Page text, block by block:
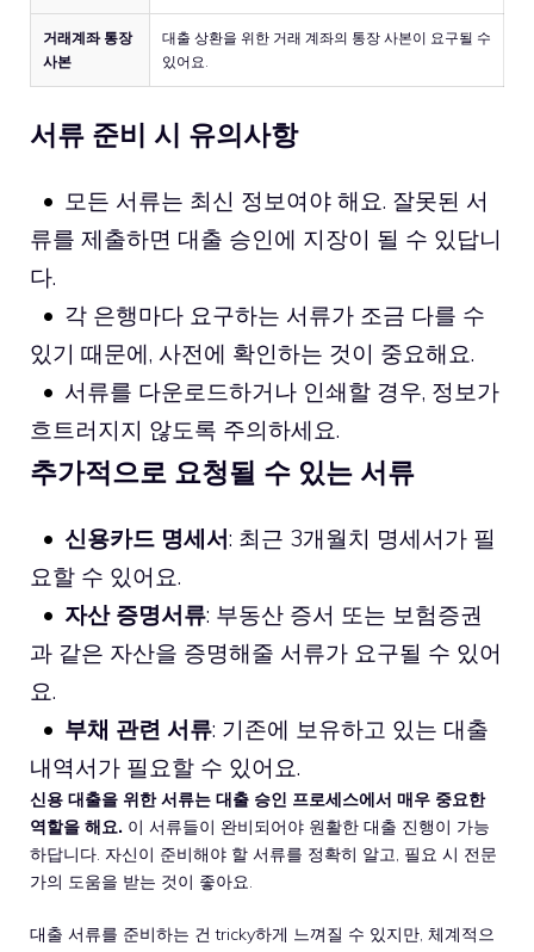
거래계좌 통장
사본
대출 상환을 위한 거래 계좌의 통장 사본이 요구될 수
있어요.
서류 준비 시 유의사항
모든 서류는 최신 정보여야 해요. 잘못된 서
류를 제출하면 대출 승인에 지장이 될 수 있답니
다.
각 은행마다 요구하는 서류가 조금 다를 수
있기 때문에, 사전에 확인하는 것이 중요해요.
서류를 다운로드하거나 인쇄할 경우, 정보가
흐트러지지 않도록 주의하세요.
추가적으로 요청될 수 있는 서류
신용카드 명세서: 최근 3개월치 명세서가 필
요할 수 있어요.
자산 증명서류: 부동산 증서 또는 보험증권
과 같은 자산을 증명해줄 서류가 요구될 수 있어
요.
부채 관련 서류: 기존에 보유하고 있는 대출
내역서가 필요할 수 있어요.
신용 대출을 위한 서류는 대출 승인 프로세스에서 매우 중요한
역할을 해요. 이 서류들이 완비되어야 원활한 대출 진행이 가능
하답니다. 자신이 준비해야 할 서류를 정확히 알고, 필요 시 전문
가의 도움을 받는 것이 좋아요.
대출 서류를 준비하는 건 tricky하게 느껴질 수 있지만, 체계적으